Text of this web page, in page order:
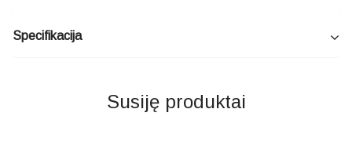
Specifikacija
Susiję produktai